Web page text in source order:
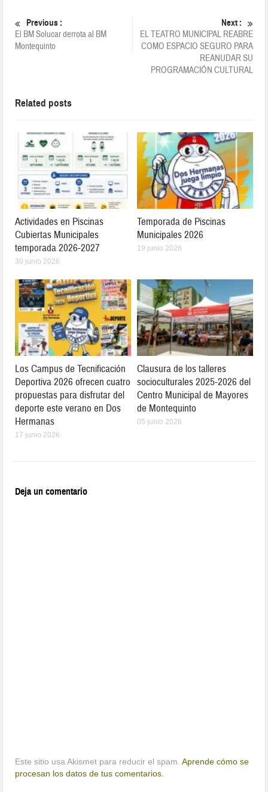
Previous :
El BM Solucar derrota al BM
Montequinto
Next :
EL TEATRO MUNICIPAL REABRE
COMO ESPACIO SEGURO PARA
REANUDAR SU
PROGRAMACIÓN CULTURAL
Related posts
Actividades en Piscinas
Cubiertas Municipales
temporada 2026-2027
30 junio 2026
Temporada de Piscinas
Municipales 2026
19 junio 2026
Los Campus de Tecnificación
Deportiva 2026 ofrecen cuatro
propuestas para disfrutar del
deporte este verano en Dos
Hermanas
17 junio 2026
Clausura de los talleres
socioculturales 2025-2026 del
Centro Municipal de Mayores
de Montequinto
05 junio 2026
Deja un comentario
Este sitio usa Akismet para reducir el spam.Aprende cómo se
procesan los datos de tus comentarios.